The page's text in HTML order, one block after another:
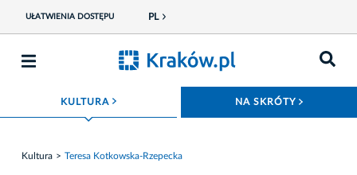
UŁATWIENIA DOSTĘPU PL
KULTURA ROZWIŃ MENU NA SKRÓTY
Kultura Teresa Kotkowska-Rzepecka